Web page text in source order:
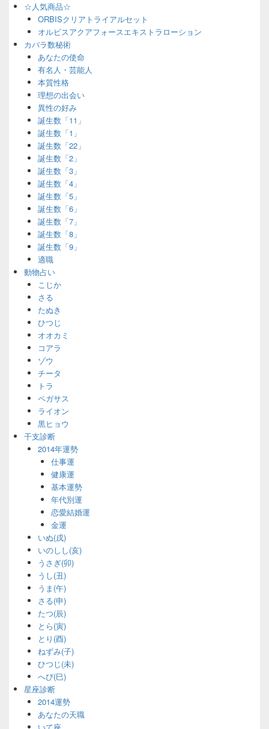
☆人気商品☆
ORBISクリアトライアルセット
オルビスアクアフォースエキストラローション
カバラ数秘術
あなたの使命
有名人・芸能人
本質性格
理想の出会い
異性の好み
誕生数「11」
誕生数「1」
誕生数「22」
誕生数「2」
誕生数「3」
誕生数「4」
誕生数「5」
誕生数「6」
誕生数「7」
誕生数「8」
誕生数「9」
適職
動物占い
こじか
さる
たぬき
ひつじ
オオカミ
コアラ
ゾウ
チータ
トラ
ペガサス
ライオン
黒ヒョウ
干支診断
2014年運勢
仕事運
健康運
基本運勢
年代別運
恋愛結婚運
金運
いぬ(戌)
いのしし(亥)
うさぎ(卯)
うし(丑)
うま(午)
さる(申)
たつ(辰)
とら(寅)
とり(酉)
ねずみ(子)
ひつじ(未)
へび(巳)
星座診断
2014運勢
あなたの天職